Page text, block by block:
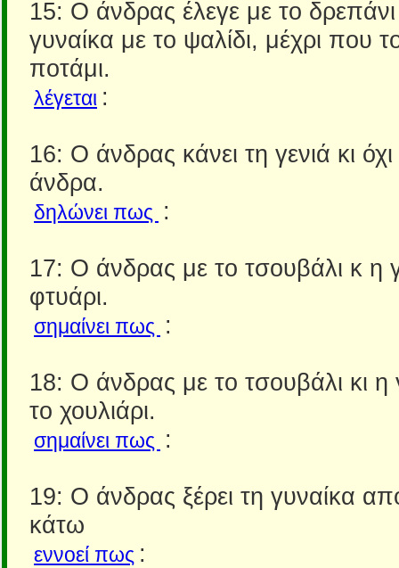
15: Ο άνδρας έλεγε με το δρεπάνι
γυναίκα με το ψαλίδι, μέχρι που
ποτάμι.
λέγεται :
16: Ο άνδρας κάνει τη γενιά κι
άνδρα.
δηλώνει πως :
17: Ο άνδρας με το τσουβάλι κ η
φτυάρι.
σημαίνει πως :
18: Ο άνδρας με το τσουβάλι κι η
το χουλιάρι.
σημαίνει πως :
19: Ο άνδρας ξέρει τη γυναίκα
κάτω
εννοεί πως :